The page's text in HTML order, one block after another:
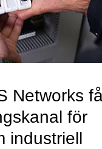
Networks
för
industriell